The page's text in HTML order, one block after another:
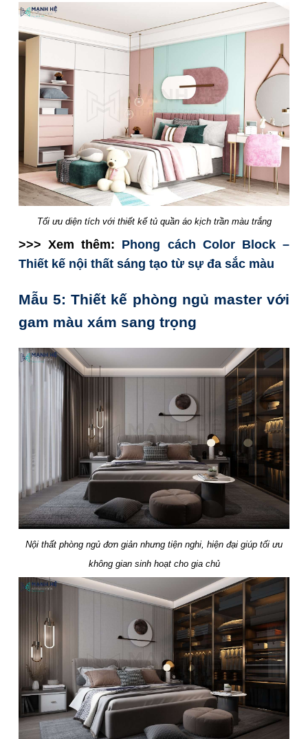
Tối ưu diện tích với thiết kế tủ quần áo kịch trần màu trắng
>>> Xem thêm: Phong cách Color Block –
Thiết kế nội thất sáng tạo từ sự đa sắc màu
Mẫu 5: Thiết kế phòng ngủ master với
gam màu xám sang trọng
Nội thất phòng ngủ đơn giản nhưng tiện nghi, hiện đại giúp tối ưu
không gian sinh hoạt cho gia chủ